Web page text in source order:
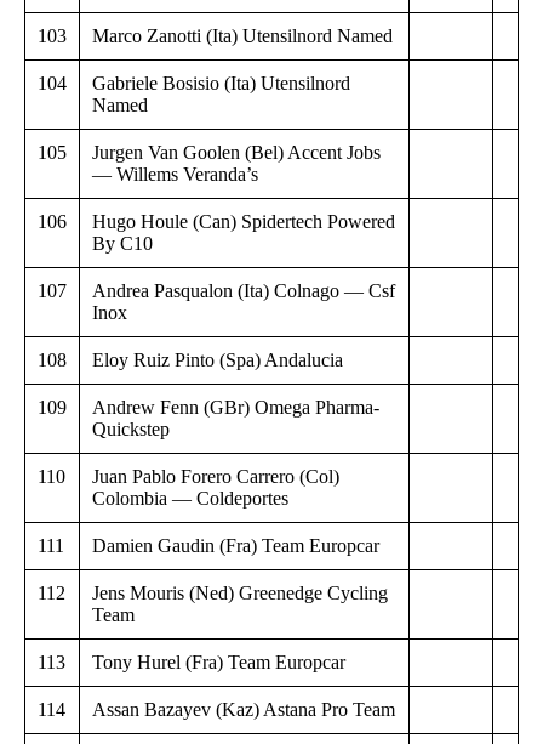
103 Marco Zanotti (Ita) Utensilnord Named
104
Gabriele Bosisio (Ita) Utensilnord
Named
105
Jurgen Van Goolen (Bel) Accent Jobs
— Willems Veranda’s
106
Hugo Houle (Can) Spidertech Powered
By C10
107
Andrea Pasqualon (Ita) Colnago — Csf
Inox
108 Eloy Ruiz Pinto (Spa) Andalucia
109
Andrew Fenn (GBr) Omega Pharma-
Quickstep
110
Juan Pablo Forero Carrero (Col)
Colombia — Coldeportes
111 Damien Gaudin (Fra) Team Europcar
112
Jens Mouris (Ned) Greenedge Cycling
Team
113 Tony Hurel (Fra) Team Europcar
114 Assan Bazayev (Kaz) Astana Pro Team